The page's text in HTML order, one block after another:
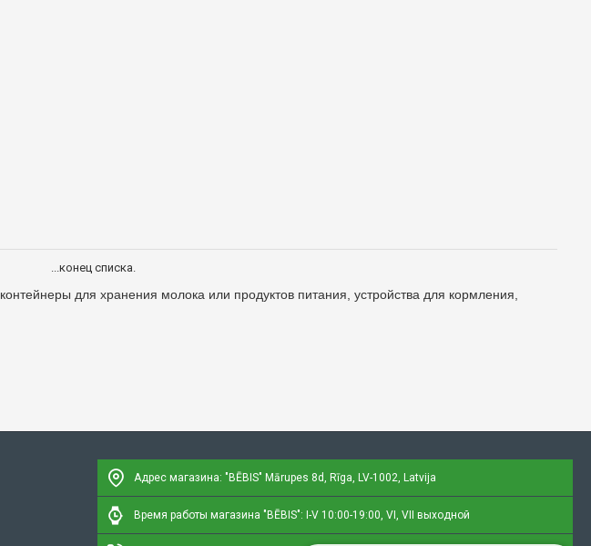
контейнеры для хранения молока или продуктов питания, устройства для кормления,
...конец списка.
Адрес магазина: "BĒBIS" Mārupes 8d, Rīga, LV-1002, Latvija
Время работы магазина "BĒBIS": I-V 10:00-19:00, VI, VII выходной